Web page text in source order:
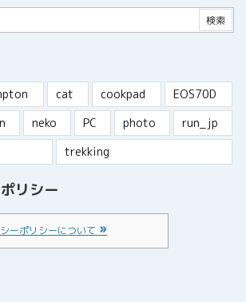
cat cookpad
EOS70D
neko PC photo
run_jp
trekking
リシー
ーポリシーについて